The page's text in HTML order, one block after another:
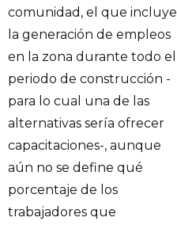
comunidad, el que incluye
la generación de empleos
en la zona durante todo el
periodo de construcción -
para lo cual una de las
alternativas sería ofrecer
capacitaciones-, aunque
aún no se define qué
porcentaje de los
trabajadores que